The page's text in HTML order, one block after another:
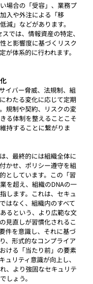
場合の「受容」、業務プ
入や外注による「移
減」などがあります。
では、情報資産の特定、
と影響度に基づくリスク
が体系的に行われます。
イバー脅威、法規制、組
わたる変化に応じて定期
規制や契約、リスクの変
る体制を整えることこそ
持することに繋がりま
、最終的には組織全体に
かせ、ポリシー遵守を組
としています。この「習
を超え、組織のDNAの一
します。これは、セキュ
はなく、組織内のすべて
るという、より広範な文
見直しが習慣化されるこ
件を意識し、それに基づ
、形式的なコンプライア
ける「当たり前」の要素
ュリティ意識が向上し、
、より強固なセキュリテ
しょう。